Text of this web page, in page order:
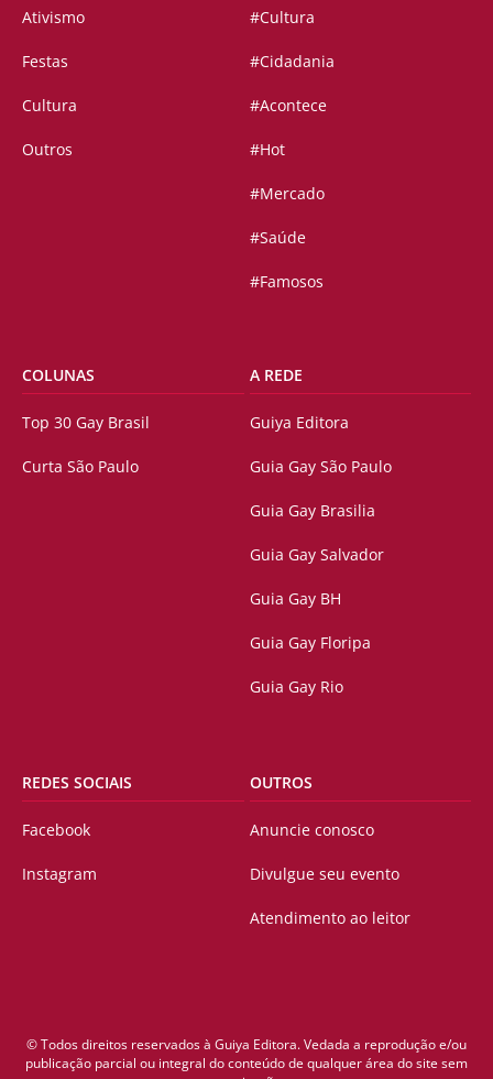
Ativismo
Festas
Cultura
Outros
#Cultura
#Cidadania
#Acontece
#Hot
#Mercado
#Saúde
#Famosos
COLUNAS
Top 30 Gay Brasil
Curta São Paulo
A REDE
Guiya Editora
Guia Gay São Paulo
Guia Gay Brasilia
Guia Gay Salvador
Guia Gay BH
Guia Gay Floripa
Guia Gay Rio
REDES SOCIAIS
Facebook
Instagram
OUTROS
Anuncie conosco
Divulgue seu evento
Atendimento ao leitor
© Todos direitos reservados à Guiya Editora. Vedada a reprodução e/ou
publicação parcial ou integral do conteúdo de qualquer área do site sem